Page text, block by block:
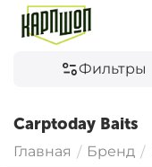
Фильтры
Carptoday Baits
Главная / Бренд /